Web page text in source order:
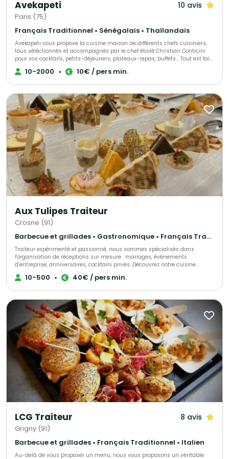
Avekapeti 10 avis
Paris (75)
Français Traditionnel • Sénégalais • Thaïlandais
Avekapeti vous propose la cuisine maison de différents chefs cuisiniers,
tous séléctionnés et accompagnés par le chef étoilé Christian Conticini
pour vos cocktails, petits-déjeuners, plateaux-repas, buffets... Tout est fait
maison, avec des produits frais, de saison livré en contenants
réutilisables 0 déchet ou recyclables en véhicules éléctriques. Du buffet
et votre budget !
10-2000 • 10€ / pers min.
Aux Tulipes Traiteur
Crosne (91)
Barbecue et grillades • Gastronomique • Français Traditionnel
Traiteur expérimenté et passionné, nous sommes spécialisés dans
l'organisation de réceptions sur mesure : mariages, événements
d’entreprise, anniversaires, cocktails privés. Découvrez notre cuisine
raffinée, élaborée avec des produits frais et de saison, accompagnée de
menus personnalisables en fonction de vos envies et de vos contraintes
conviviaux.
10-500 • 40€ / pers min.
LCG Traiteur 8 avis
Grigny (91)
Barbecue et grillades • Français Traditionnel • Italien
Au-delà de vous proposer un menu, nous vous proposons un véritable